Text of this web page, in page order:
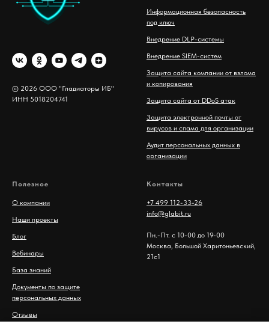
© 2026 ООО "Гладиаторы ИБ"
ИНН 5018204741
Информационная безопасность
под ключ
Внедрение DLP-системы
Внедрение SIEM-систем
Защита сайта компании от взлома
и копирования
Защита сайта от DDoS атак
Защита электронной почты от
вирусов и спама для организации
Аудит персональных данных в
организации
Полезное
О компании
Наши проекты
Блог
Вебинары
База знаний
Документы по защите
персональных данных
Отзывы
Контакты
+7 499 112-33-26
info@glabit.ru
Пн.-Пт. с 10-00 до 19-00
Москва, Большой Харитоньевский,
21с1